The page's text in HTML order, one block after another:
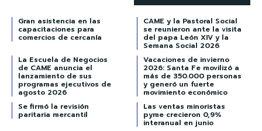
Gran asistencia en las
capacitaciones para
comercios de cercanía
CAME y la Pastoral Social
se reunieron ante la visita
del papa León XIV y la
Semana Social 2026
La Escuela de Negocios
de CAME anuncia el
lanzamiento de sus
programas ejecutivos de
agosto 2026
Vacaciones de invierno
2026: Santa Fe movilizó a
más de 350.000 personas
y generó un fuerte
movimiento económico
Se firmó la revisión
paritaria mercantil
Las ventas minoristas
pyme crecieron 0,9%
interanual en junio